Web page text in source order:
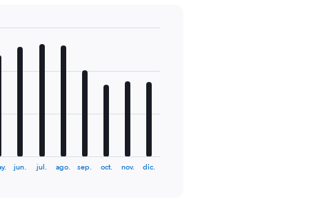
jun. jul. ago. sep. oct. nov. dic.